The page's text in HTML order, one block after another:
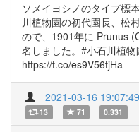
ソメイヨシノのタイプ標
川植物園の初代園長、松
ので、1901年に Prunus
名しました。#小石川植
https://t.co/es9V56tjHa
2021-03-16 19:07:49
13 71 0.331